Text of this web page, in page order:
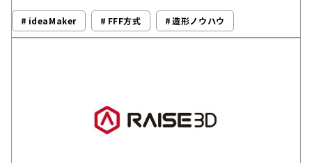
ideaMaker FFF方式 造形ノウハウ